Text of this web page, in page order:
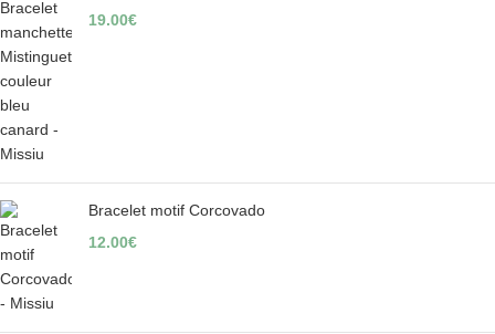
19.00€
Bracelet motif Corcovado
12.00€